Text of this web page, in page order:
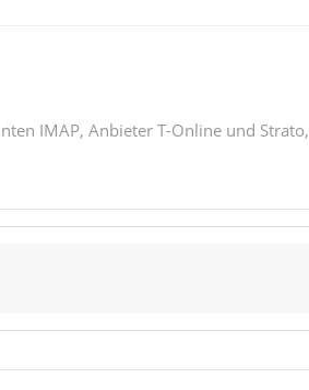
IMAP, Anbieter T-Online und Strato,